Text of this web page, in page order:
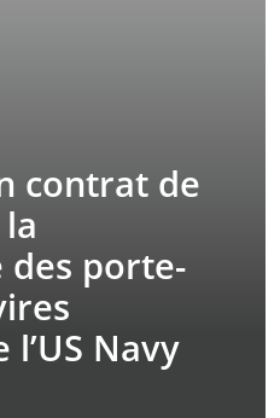
contrat de
des porte-
Navy